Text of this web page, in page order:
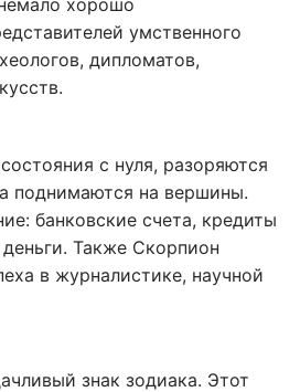
хорошо
умственного
дипломатов,
с нуля, разоряются
поднимаются на вершины.
банковские счета, кредиты
Также Скорпион
в журналистике, научной
знак зодиака. Этот